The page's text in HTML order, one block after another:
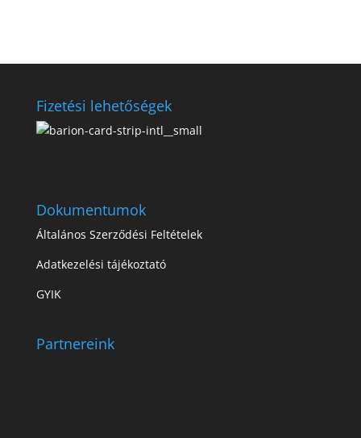
Fizetési lehetőségek
Dokumentumok
Általános Szerződési Feltételek
Adatkezelési tájékoztató
GYIK
Partnereink